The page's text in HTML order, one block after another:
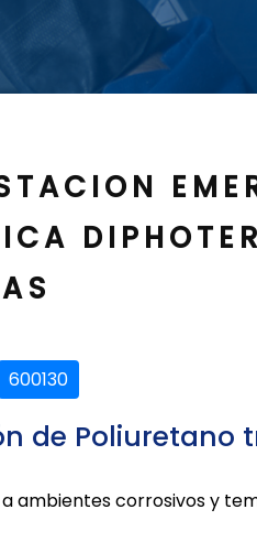
600130
de Poliuretano
ambientes corrosivos y